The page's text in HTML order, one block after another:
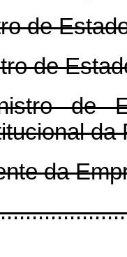
de
de
de
da
da